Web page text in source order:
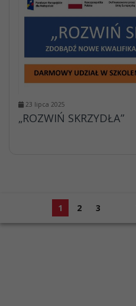
23 lipca 2025
„ROZWIŃ SKRZYDŁA”
1 2 3